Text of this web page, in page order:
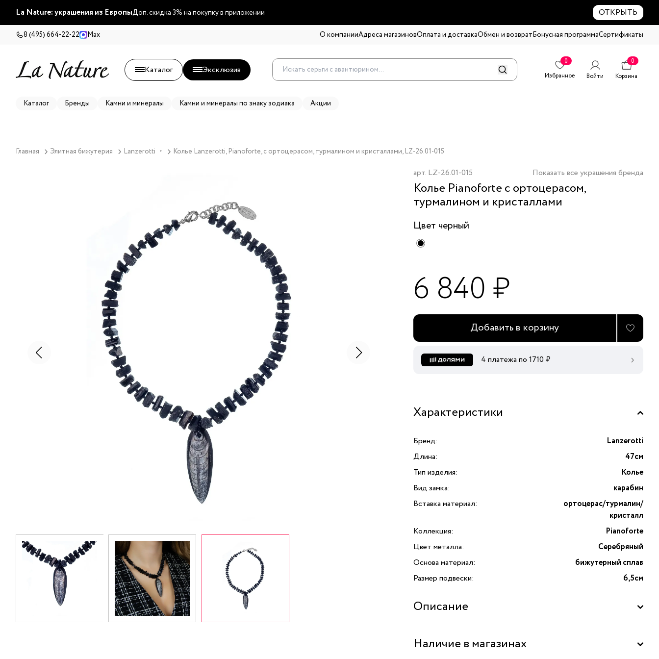
La Nature: украшения из ЕвропыДоп. скидка 3% на покупку в приложении ОТКРЫТЬ
8 (495) 664-22-22 Max О компанииАдреса магазиновОплата и доставкаОбмен и возвратБонусная программаСертификаты
Каталог Эксклюзив
0
Избранное
Войти
0
Корзина
Каталог Бренды Камни и минералы Камни и минералы по знаку зодиака Акции
Главная Элитная бижутерия Lanzerotti ▼ Колье Lanzerotti, Pianoforte, с ортоцерасом, турмалином и кристаллами, LZ-26.01-015
арт. LZ-26.01-015 Показать все украшения бренда
Колье Pianoforte с ортоцерасом,
турмалином и кристаллами
Цвет черный
6 840 ₽
Добавить в корзину
4 платежа по 1710 ₽
Характеристики
Бренд:
Lanzerotti
Длина:
47см
Тип изделия:
Колье
Вид замка:
карабин
Вставка материал:
ортоцерас/турмалин/
кристалл
Коллекция:
Pianoforte
Цвет металла:
Серебряный
Основа материал:
бижутерный сплав
Размер подвески:
6,5см
Описание
изысканное украшение от итальянского бренда Lanzerotti,
Наличие в магазинах